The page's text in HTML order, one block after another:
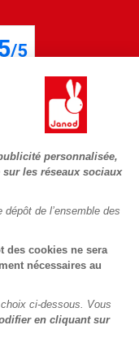
personnalisée,
les réseaux sociaux
dépôt de l’ensemble des
des cookies ne sera
nécessaires au
ci-dessous. Vous
en cliquant sur
-CGV-Mentions